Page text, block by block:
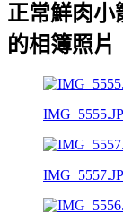
正常鮮肉
的相簿照片